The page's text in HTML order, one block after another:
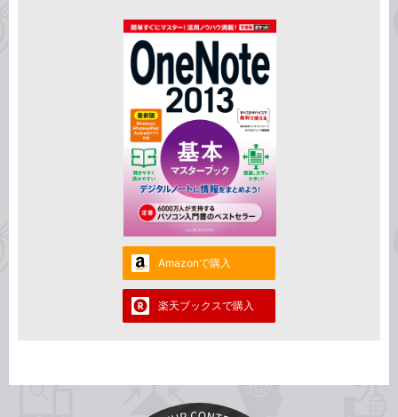
Amazonで購入
楽天ブックスで購入